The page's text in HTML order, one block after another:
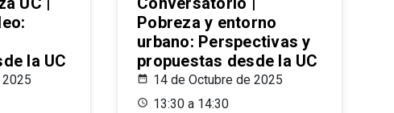
la UC
Pobreza y entorno
urbano: Perspectivas y
propuestas desde la UC
14 de Octubre de 2025
13:30 a 14:30